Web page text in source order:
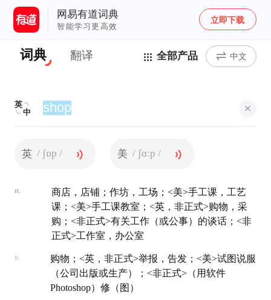
网易有道词典
智能学习更高效
立即下载
词典 翻译 全部产品 中文
英
中
英 / ʃɒp / 美 / ʃɑːp /
n.
商店，店铺；作坊，工场；<美>手工课，工艺
课；<美>手工课教室；<英，非正式>购物，采
购；<非正式>有关工作（或公事）的谈话；<非
正式>工作室，办公室
v.
购物；<英，非正式>举报，告发；<美>试图说服
（公司出版或生产）；<非正式>（用软件
Photoshop）修（图）